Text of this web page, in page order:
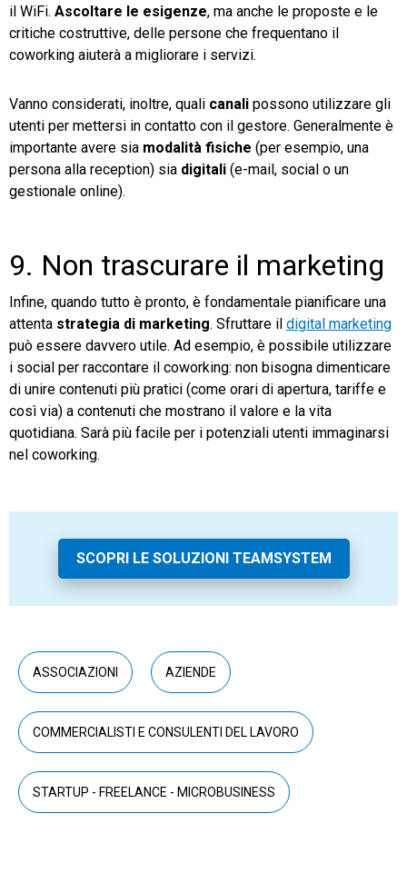
il WiFi. Ascoltare le esigenze, ma anche le proposte e le
critiche costruttive, delle persone che frequentano il
coworking aiuterà a migliorare i servizi.
Vanno considerati, inoltre, quali canali possono utilizzare gli
utenti per mettersi in contatto con il gestore. Generalmente è
importante avere sia modalità fisiche (per esempio, una
persona alla reception) sia digitali (e-mail, social o un
gestionale online).
9. Non trascurare il marketing
Infine, quando tutto è pronto, è fondamentale pianificare una
attenta strategia di marketing. Sfruttare il digital marketing
può essere davvero utile. Ad esempio, è possibile utilizzare
i social per raccontare il coworking: non bisogna dimenticare
di unire contenuti più pratici (come orari di apertura, tariffe e
così via) a contenuti che mostrano il valore e la vita
quotidiana. Sarà più facile per i potenziali utenti immaginarsi
nel coworking.
SCOPRI LE SOLUZIONI TEAMSYSTEM
ASSOCIAZIONI AZIENDE
COMMERCIALISTI E CONSULENTI DEL LAVORO
STARTUP - FREELANCE - MICROBUSINESS